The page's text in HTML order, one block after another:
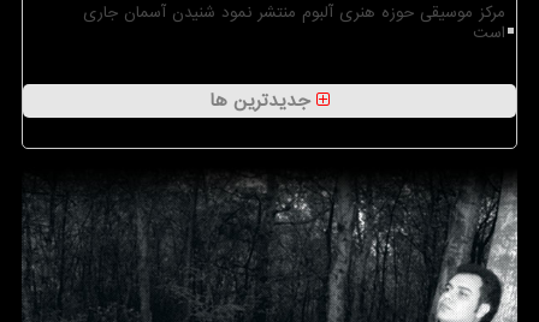
مرکز موسیقی حوزه هنری آلبوم منتشر نمود شنیدن آسمان جاری
است
جدیدترین ها